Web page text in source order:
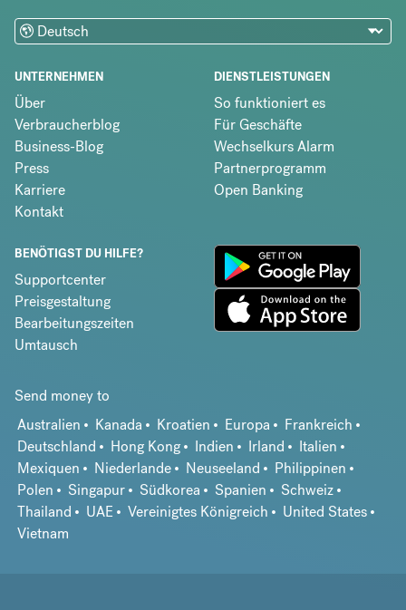
UNTERNEHMEN
Über
Verbraucherblog
Business-Blog
Press
Karriere
Kontakt
DIENSTLEISTUNGEN
So funktioniert es
Für Geschäfte
Wechselkurs Alarm
Partnerprogramm
Open Banking
BENÖTIGST DU HILFE?
Supportcenter
Preisgestaltung
Bearbeitungszeiten
Umtausch
Send money to
Australien
Kanada Kroatien Europa
Frankreich
Deutschland
Hong Kong Indien Irland
Italien
Mexiquen
Niederlande Neuseeland
Philippinen
Polen
Singapur Südkorea Spanien
Schweiz
Thailand
UAE Vereinigtes Königreich
United States
Vietnam